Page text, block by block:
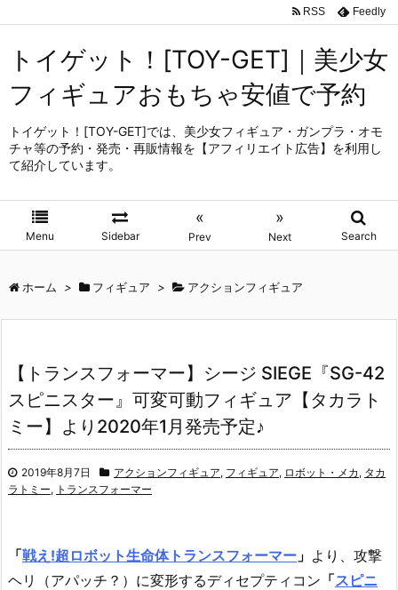
トイゲット！[TOY-GET]｜美少女
フィギュアおもちゃ安値で予約
トイゲット！[TOY-GET]では、美少女フィギュア・ガンプラ・オモ
チャ等の予約・発売・再販情報を【アフィリエイト広告】を利用し
て紹介しています。
Menu Sidebar
«
Prev
»
Next Search
RSS Feedly
ホーム > フィギュア > アクションフィギュア
【トランスフォーマー】シージ SIEGE『SG-42
スピニスター』可変可動フィギュア【タカラト
ミー】より2020年1月発売予定♪
2019年8月7日 アクションフィギュア, フィギュア, ロボット・メカ , タカ
ラトミー, トランスフォーマー
「戦え!超ロボット生命体トランスフォーマー 」 より、 攻撃
ヘリ（アパッチ？）に変形するディセプティコン 「スピニ